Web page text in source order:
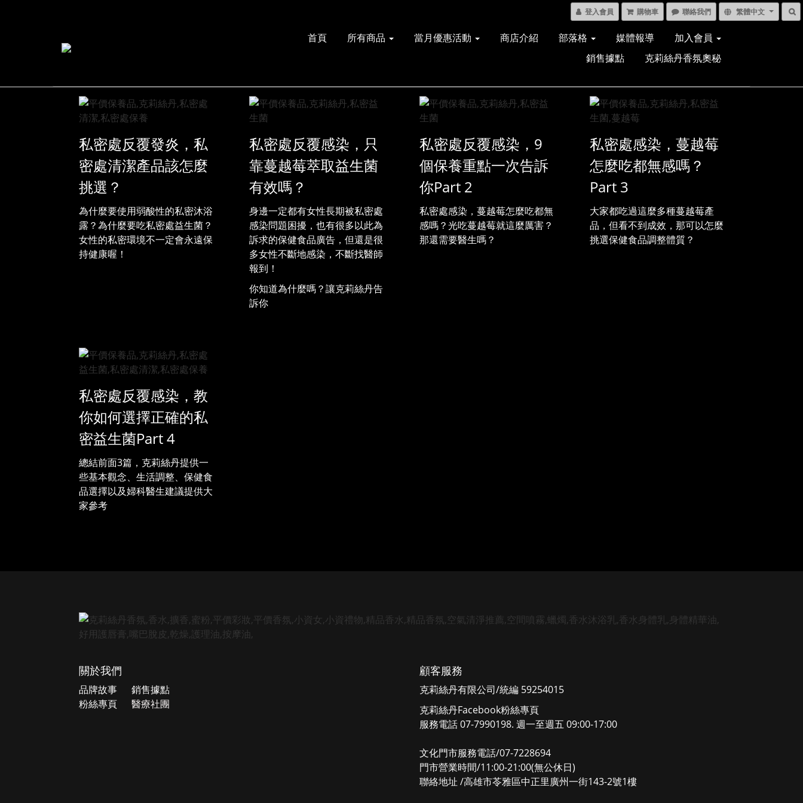
登入會員 購物車 聯絡我們 繁體中文
首頁 所有商品 當月優惠活動 商店介紹 部落格 媒體報導
加入會員
銷售據點
克莉絲丹香氛奧秘
私密處反覆發炎，私
密處清潔產品該怎麼
挑選？
為什麼要使用弱酸性的私密沐浴
露？為什麼要吃私密處益生菌？
女性的私密環境不一定會永遠保
持健康喔！
私密處反覆感染，只
靠蔓越莓萃取益生菌
有效嗎？
身邊一定都有女性長期被私密處
感染問題困擾，也有很多以此為
訴求的保健食品廣告，但還是很
多女性不斷地感染，不斷找醫師
報到！
你知道為什麼嗎？讓克莉絲丹告
訴你
私密處反覆感染，9
個保養重點一次告訴
你Part 2
私密處感染，蔓越莓怎麼吃都無
感嗎？光吃蔓越莓就這麼厲害？
那還需要醫生嗎？
私密處感染，蔓越莓
怎麼吃都無感嗎？
Part 3
大家都吃過這麼多種蔓越莓產
品，但看不到成效，那可以怎麼
挑選保健食品調整體質？
私密處反覆感染，教
你如何選擇正確的私
密益生菌Part 4
總結前面3篇，克莉絲丹提供一
些基本觀念、生活調整、保健食
品選擇以及婦科醫生建議提供大
家參考
關於我們
品牌故事 銷售據點
粉絲專頁 醫療社團
顧客服務
克莉絲丹有限公司/統編 59254015
克莉絲丹Facebook粉絲專頁
服務電話 07-7990198. 週一至週五 09:00-17:00
文化門市服務電話/07-7228694
門市營業時間/11:00-21:00(無公休日)
聯絡地址 /高雄市苓雅區中正里廣州一街143-2號1樓